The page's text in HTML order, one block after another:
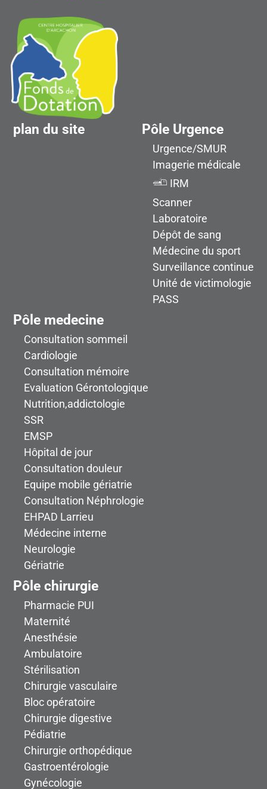
plan du site Pôle Urgence
Urgence/SMUR
Imagerie médicale
IRM
Scanner
Laboratoire
Dépôt de sang
Médecine du sport
Surveillance continue
Unité de victimologie
PASS
Pôle medecine
Consultation sommeil
Cardiologie
Consultation mémoire
Evaluation Gérontologique
Nutrition,addictologie
SSR
EMSP
Hôpital de jour
Consultation douleur
Equipe mobile gériatrie
Consultation Néphrologie
EHPAD Larrieu
Médecine interne
Neurologie
Gériatrie
Pôle chirurgie
Pharmacie PUI
Maternité
Anesthésie
Ambulatoire
Stérilisation
Chirurgie vasculaire
Bloc opératoire
Chirurgie digestive
Pédiatrie
Chirurgie orthopédique
Gastroentérologie
Gynécologie